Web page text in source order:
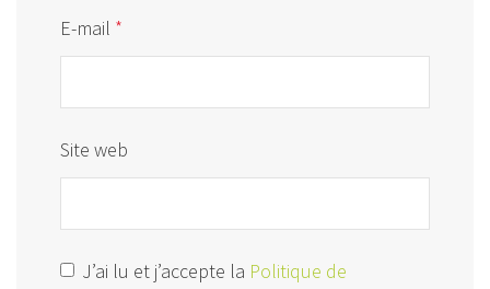
E-mail *
Site web
J’ai lu et j’accepte la Politique de